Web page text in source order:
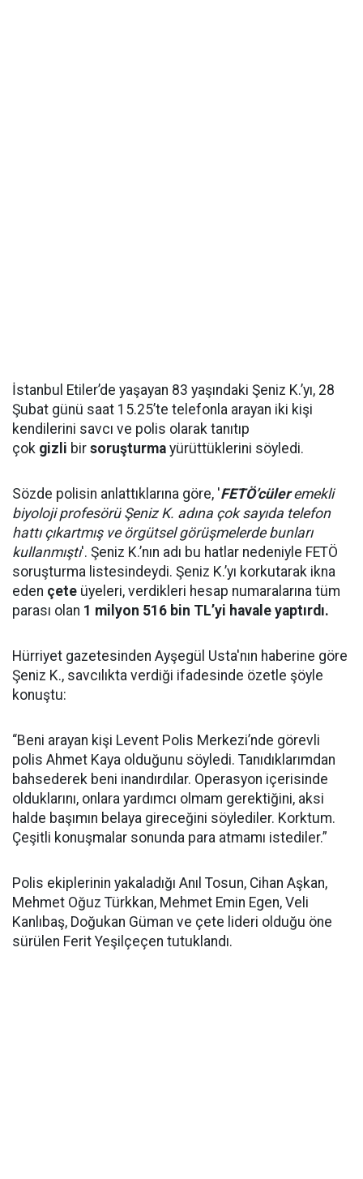
İstanbul Etiler’de yaşayan 83 yaşındaki Şeniz K.’yı, 28
Şubat günü saat 15.25’te telefonla arayan iki kişi
kendilerini savcı ve polis olarak tanıtıp
çok gizli bir soruşturma yürüttüklerini söyledi.
Sözde polisin anlattıklarına göre, 'FETÖ’cüleremekli
biyoloji profesörü Şeniz K. adına çok sayıda telefon
hattı çıkartmış ve örgütsel görüşmelerde bunları
kullanmıştı'. Şeniz K.’nın adı bu hatlar nedeniyle FETÖ
soruşturma listesindeydi. Şeniz K.’yı korkutarak ikna
eden çete üyeleri, verdikleri hesap numaralarına tüm
parası olan 1 milyon 516 bin TL’yi havale yaptırdı.
Hürriyet gazetesinden Ayşegül Usta'nın haberine göre
Şeniz K., savcılıkta verdiği ifadesinde özetle şöyle
konuştu:
“Beni arayan kişi Levent Polis Merkezi’nde görevli
polis Ahmet Kaya olduğunu söyledi. Tanıdıklarımdan
bahsederek beni inandırdılar. Operasyon içerisinde
olduklarını, onlara yardımcı olmam gerektiğini, aksi
halde başımın belaya gireceğini söylediler. Korktum.
Çeşitli konuşmalar sonunda para atmamı istediler.”
Polis ekiplerinin yakaladığı Anıl Tosun, Cihan Aşkan,
Mehmet Oğuz Türkkan, Mehmet Emin Egen, Veli
Kanlıbaş, Doğukan Güman ve çete lideri olduğu öne
sürülen Ferit Yeşilçeçen tutuklandı.